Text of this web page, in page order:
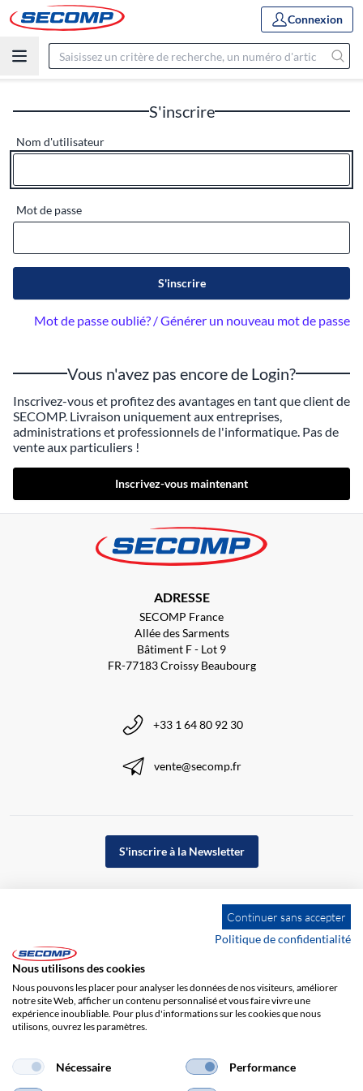
Connexion
S'inscrire
Nom d'utilisateur
Mot de passe
S'inscrire
Mot de passe oublié? / Générer un nouveau mot de passe
Vous n'avez pas encore de Login?
Inscrivez-vous et profitez des avantages en tant que client de
SECOMP. Livraison uniquement aux entreprises,
administrations et professionnels de l'informatique. Pas de
vente aux particuliers !
Inscrivez-vous maintenant
ADRESSE
SECOMP France
Allée des Sarments
Bâtiment F - Lot 9
FR-77183 Croissy Beaubourg
+33 1 64 80 92 30
vente@secomp.fr
S'inscrire à la Newsletter
Impression Responsabilité
Continuer sans accepter
Politique de confidentialité
Nous utilisons des cookies
Nous pouvons les placer pour analyser les données de nos visiteurs, améliorer
notre site Web, afficher un contenu personnalisé et vous faire vivre une
expérience inoubliable. Pour plus d'informations sur les cookies que nous
utilisons, ouvrez les paramètres.
Nécessaire Performance